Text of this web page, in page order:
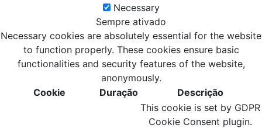
Necessary
Sempre ativado
Necessary cookies are absolutely essential for the website
to function properly. These cookies ensure basic
functionalities and security features of the website,
anonymously.
Cookie
Duração Descrição
This cookie is set by GDPR
Cookie Consent plugin.